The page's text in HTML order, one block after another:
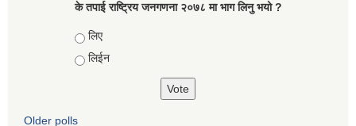
के तपाई राष्ट्रिय जनगणना २०७८ मा भाग लिनु भयो ?
Choices
लिए
लिईन
Older polls